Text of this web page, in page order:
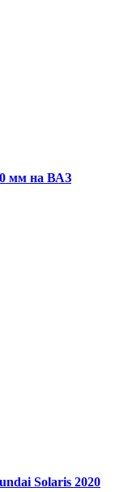
мм на ВАЗ
Solaris 2020